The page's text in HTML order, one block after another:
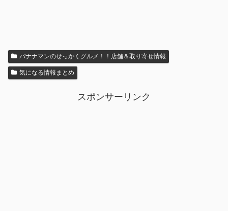
バナナマンのせっかくグルメ！！店舗＆取り寄せ情報
気になる情報まとめ
スポンサーリンク